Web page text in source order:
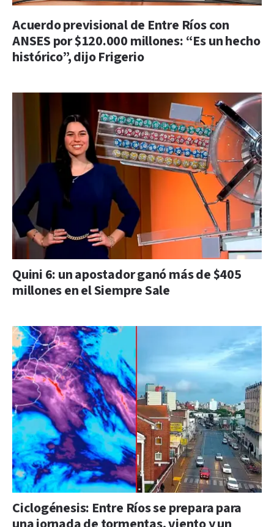
Acuerdo previsional de Entre Ríos con
ANSES por $120.000 millones: “Es un hecho
histórico”, dijo Frigerio
Quini 6: un apostador ganó más de $405
millones en el Siempre Sale
Ciclogénesis: Entre Ríos se prepara para